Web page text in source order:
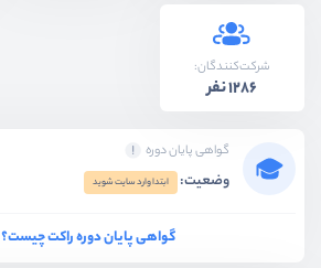
شرکت‌کنندگان:
1286 نفر
گواهی پایان دوره
وضعیت: ابتدا وارد سایت شوید
گواهی پایان دوره راکت چیست؟